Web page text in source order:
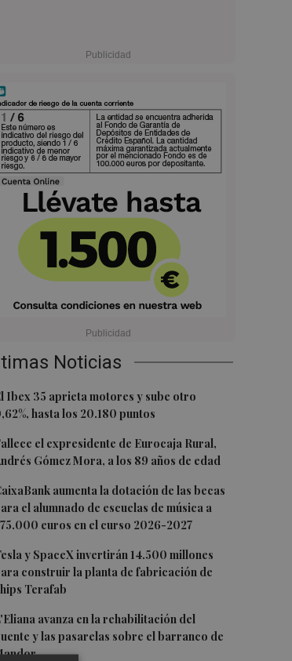
Noticias
Ibex 35 aprieta motores y sube otro
hasta los 20.180 puntos
el expresidente de Eurocaja Rural,
Gómez Mora, a los 89 años de edad
aumenta la dotación de las becas
el alumnado de escuelas de música a
euros en el curso 2026-2027
y SpaceX invertirán 14.500 millones
construir la planta de fabricación de
Terafab
avanza en la rehabilitación del
y las pasarelas sobre el barranco de